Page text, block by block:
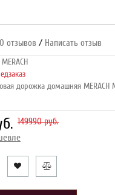
0 отзывов / Написать отзыв
MERACH
дорожка домашняя MERACH
149990 руб.